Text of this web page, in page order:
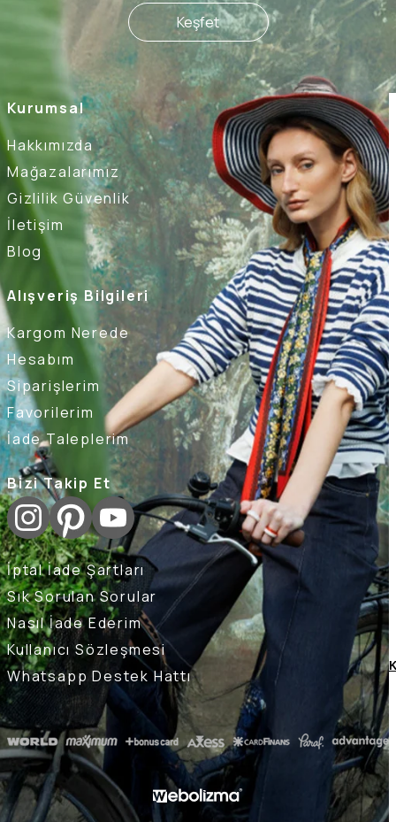
Kurumsal
Hakkımızda
Mağazalarımız
Gizlilik Güvenlik
İletişim
Blog
Alışveriş Bilgileri
Kargom Nerede
Hesabım
Siparişlerim
Favorilerim
İade Taleplerim
Bizi Takip Et
İptal İade Şartları
Sık Sorulan Sorular
Nasıl İade Ederim
Kullanıcı Sözleşmesi
Whatsapp Destek Hattı
Keşfet